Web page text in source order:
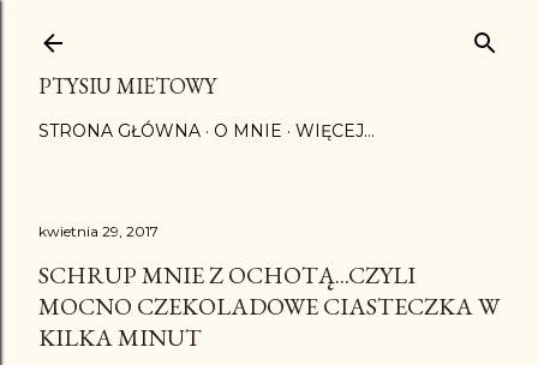
PTYSIU MIETOWY
STRONA GŁÓWNA O MNIE WIĘCEJ…
kwietnia 29, 2017
SCHRUP MNIE Z OCHOTĄ...CZYLI
MOCNO CZEKOLADOWE CIASTECZKA W
KILKA MINUT